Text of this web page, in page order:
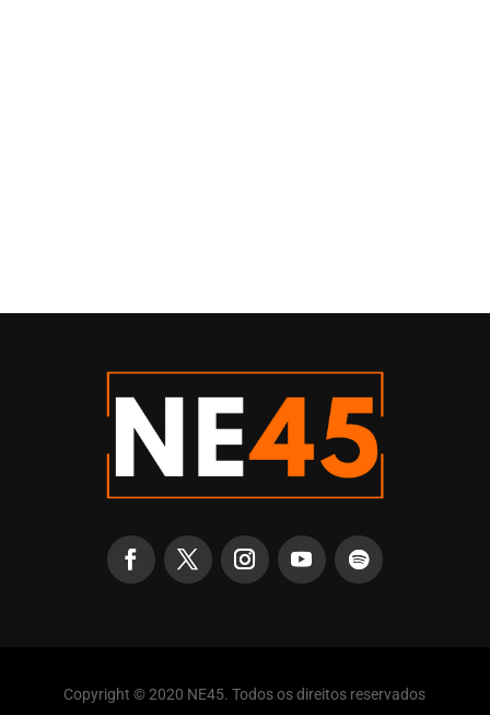
Copyright © 2020 NE45. Todos os direitos reservados